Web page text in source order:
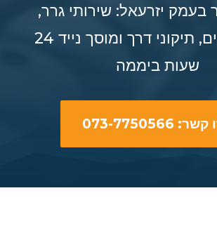
בעמק יזרעאל: שירותי גרר,
חילוץ רכבים, תיקוני דרך ומוסך נייד 24
שעות ביממה
073-7750566